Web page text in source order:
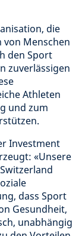
die
Menschen
den Sport
zuverlässigen
Athleten
und zum
Investment
«Unsere
dass Sport
Gesundheit,
unabhängig